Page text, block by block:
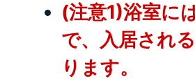
(注意1)浴室に
で、入居され
ります。